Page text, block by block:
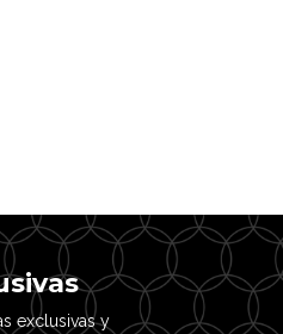
exclusivas y